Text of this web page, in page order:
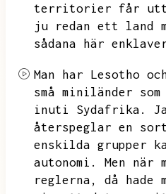
territorier får
ju redan ett land
sådana här
Man har Lesotho
små miniländer
inuti Sydafrika.
återspeglar en
enskilda grupper
autonomi.
Men när
reglerna,
då hade